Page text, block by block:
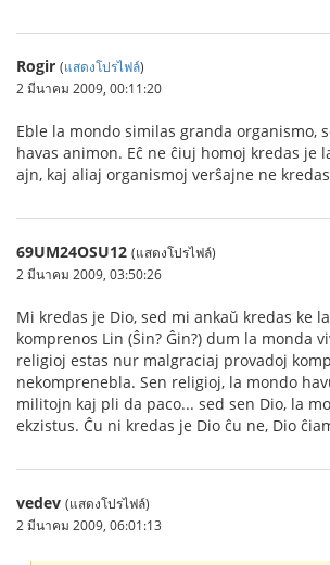
Rogir (แสดงโปรไฟล์)
2 มีนาคม 2009, 00:11:20
Eble la mondo similas granda organismo,
havas animon. Eĉ ne ĉiuj homoj kredas je
ajn, kaj aliaj organismoj verŝajne ne
69UM24OSU12 (แสดงโปรไฟล์)
2 มีนาคม 2009, 03:50:26
Mi kredas je Dio, sed mi ankaŭ kredas ke
komprenos Lin (Ŝin? Ĝin?) dum la monda
religioj estas nur malgraciaj provadoj
nekomprenebla. Sen religioj, la mondo
militojn kaj pli da paco... sed sen Dio, la
ekzistus. Ĉu ni kredas je Dio ĉu ne, Dio
vedev (แสดงโปรไฟล์)
2 มีนาคม 2009, 06:01:13